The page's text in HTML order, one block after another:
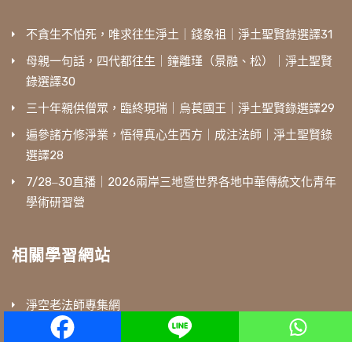
不貪生不怕死，唯求往生淨土｜錢象祖｜淨土聖賢錄選譯31
母親一句話，四代都往生｜鐘離瑾（景融、松）｜淨土聖賢
錄選譯30
三十年親供僧眾，臨終現瑞｜烏萇國王｜淨土聖賢錄選譯29
遍參諸方修淨業，悟得真心生西方｜成注法師｜淨土聖賢錄
選譯28
7/28‒30直播｜2026兩岸三地暨世界各地中華傳統文化青年
學術研習營
相關學習網站
淨空老法師專集網
Collected Talks of Ven. Master ChinKung